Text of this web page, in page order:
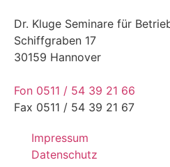
Dr. Kluge Seminare für
Schiffgraben 17
30159 Hannover
Fon 0511 / 54 39 21 66
Fax 0511 / 54 39 21 67
Impressum
Datenschutz